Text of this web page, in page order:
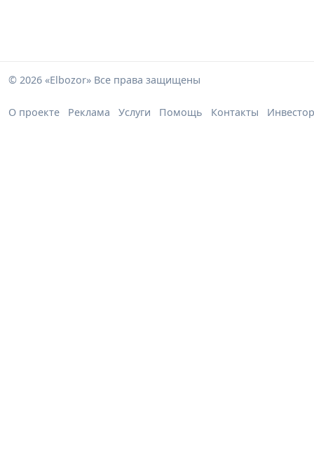
© 2026 «Elbozor» Все права защищены
О проекте Реклама Услуги Помощь Контакты